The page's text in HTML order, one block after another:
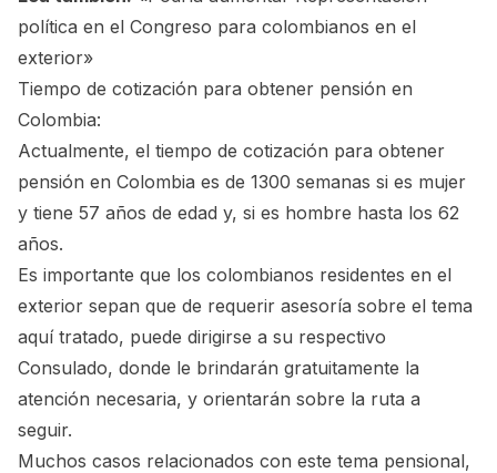
política en el Congreso para colombianos en el
exterior»
Tiempo de cotización para obtener pensión en
Colombia:
Actualmente, el tiempo de cotización para obtener
pensión en Colombia es de 1300 semanas si es mujer
y tiene 57 años de edad y, si es hombre hasta los 62
años.
Es importante que los colombianos residentes en el
exterior sepan que de requerir asesoría sobre el tema
aquí tratado, puede dirigirse a su respectivo
Consulado, donde le brindarán gratuitamente la
atención necesaria, y orientarán sobre la ruta a
seguir.
Muchos casos relacionados con este tema pensional,